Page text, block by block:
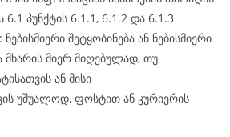
6.1 პუნქტის 6.1.1, 6.1.2 და 6.1.3
შეტყობინება ან ნებისმიერი
მხარის მიერ მიღებულად, თუ
ან მისი
უშუალოდ, ფოსტით ან კურიერის